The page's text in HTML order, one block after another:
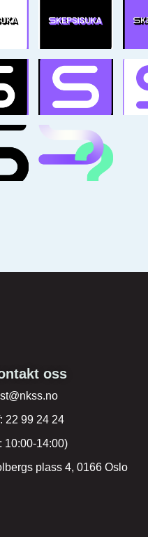
oss
22 99 24 24
10:00-14:00)
plass 4, 0166 Oslo